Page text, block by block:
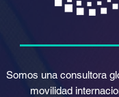
Somos una consultora
movilidad